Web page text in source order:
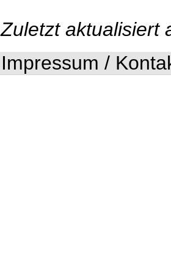
Zuletzt aktualisiert
Impressum /